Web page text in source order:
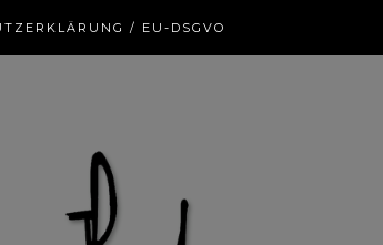
/ EU-DSGVO